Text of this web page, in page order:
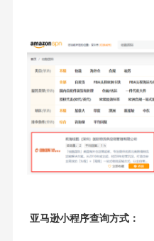
亚马逊小程序查询方式：